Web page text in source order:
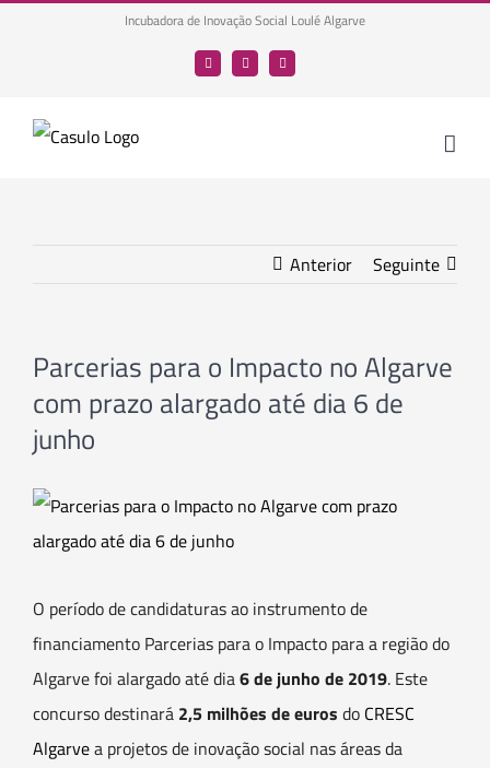
Incubadora de Inovação Social Loulé Algarve
FacebookLinkedInYouTube
Anterior Seguinte
Parcerias para o Impacto no Algarve
com prazo alargado até dia 6 de
junho
View
Larger
O período de candidaturas ao instrumento de
financiamento Parcerias para o Impacto para a região do
Algarve foi alargado até dia6 de junho de 2019. Este
concurso destinará 2,5 milhões de euros do CRESC
Algarvea projetos de inovação social nas áreas da